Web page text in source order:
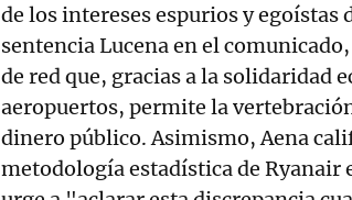
de los intereses espurios y egoístas
sentencia Lucena en el
de red que, gracias a la solidaridad
aeropuertos, permite la
dinero público. Asimismo, Aena
metodología estadística de Ryanair